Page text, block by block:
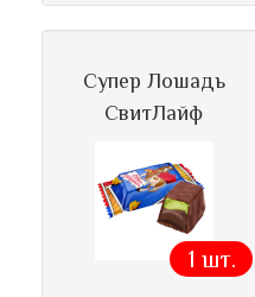
Супер Лошадь
СвитЛайф
1 шт.